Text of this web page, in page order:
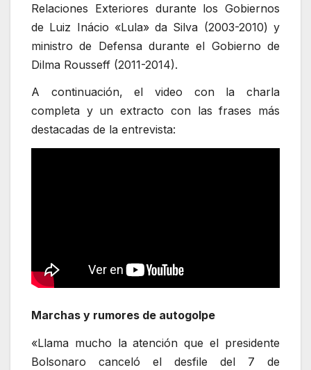
Relaciones Exteriores durante los Gobiernos
de Luiz Inácio «Lula» da Silva (2003-2010) y
ministro de Defensa durante el Gobierno de
Dilma Rousseff (2011-2014).
A continuación, el video con la charla
completa y un extracto con las frases más
destacadas de la entrevista:
Marchas y rumores de autogolpe
«Llama mucho la atención que el presidente
Bolsonaro canceló el desfile del 7 de